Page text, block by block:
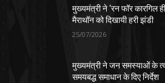
मुख्यमंत्री ने ‘रन फॉर कारगिल
मैराथॉन को दिखायी हरी झंडी
25/07/2026
मुख्यमंत्री ने जन समस्याओं के
समयबद्ध समाधान के दिए निर्देश